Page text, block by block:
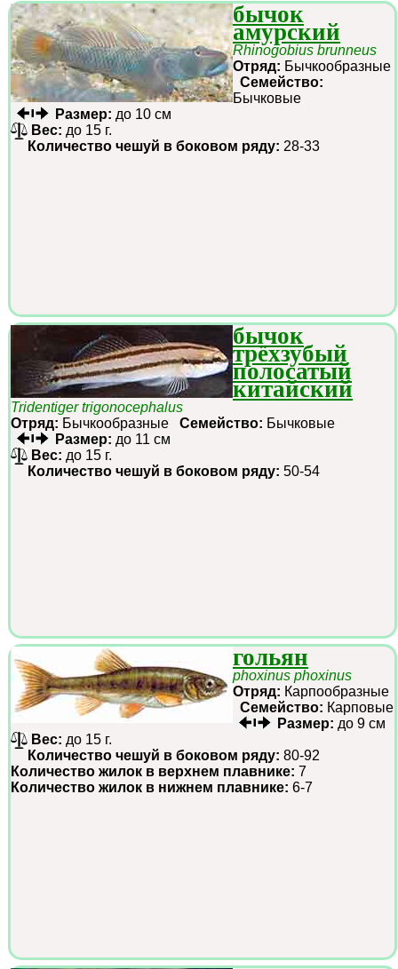
бычок
амурский
Rhinogobius brunneus
Отряд: Бычкообразные
Семейство:
Бычковые
Размер: до 10 см
Вес: до 15 г.
Количество чешуй в боковом ряду: 28-33
бычок
трёхзубый
полосатый
китайский
Tridentiger trigonocephalus
Отряд: Бычкообразные Семейство: Бычковые
Размер: до 11 см
Вес: до 15 г.
Количество чешуй в боковом ряду: 50-54
гольян
phoxinus phoxinus
Отряд: Карпообразные
Семейство: Карповые
Размер: до 9 см
Вес: до 15 г.
Количество чешуй в боковом ряду: 80-92
Количество жилок в верхнем плавнике: 7
Количество жилок в нижнем плавнике: 6-7